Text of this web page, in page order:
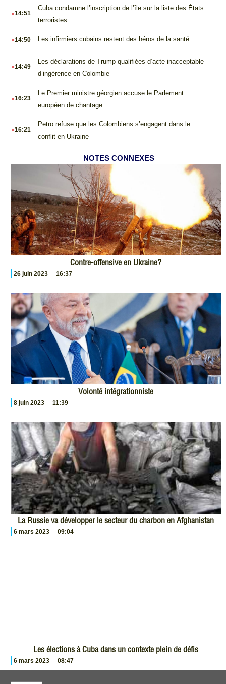
.14:51
Cuba condamne l’inscription de l’île sur la liste des États
terroristes
.14:50 Les infirmiers cubains restent des héros de la santé
.14:49
Les déclarations de Trump qualifiées d’acte inacceptable
d’ingérence en Colombie
.16:23
Le Premier ministre géorgien accuse le Parlement
européen de chantage
.16:21
Petro refuse que les Colombiens s’engagent dans le
conflit en Ukraine
NOTES CONNEXES
Contre-offensive en Ukraine?
26 juin 2023 16:37
Volonté intégrationniste
8 juin 2023 11:39
La Russie va développer le secteur du charbon en Afghanistan
6 mars 2023 09:04
Les élections à Cuba dans un contexte plein de défis
6 mars 2023 08:47